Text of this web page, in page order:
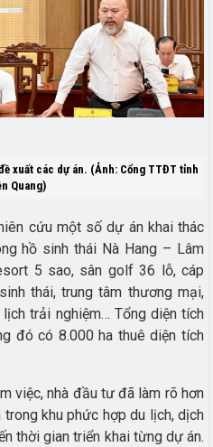
xuất các dự án. (Ảnh: Cổng TTĐT tỉnh
Quang)
cứu một số dự án khai thác
hồ sinh thái Nà Hang – Lâm
5 sao, sân golf 36 lỗ, cáp
thái, trung tâm thương mại,
trải nghiệm… Tổng diện tích
đó có 8.000 ha thuê diện tích
việc, nhà đầu tư đã làm rõ hơn
khu phức hợp du lịch, dịch
thời gian triển khai từng dự án.